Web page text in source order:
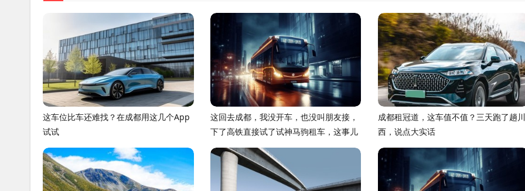
这车位比车还难找？在成都用这几个App
试试
这回去成都，我没开车，也没叫朋友接，
下了高铁直接试了试神马驹租车，这事儿
挺有意思，聊聊
成都租冠道，这车值不值？三天跑了趟川
西，说点大实话